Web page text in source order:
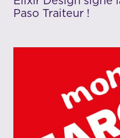
Paso Traiteur !